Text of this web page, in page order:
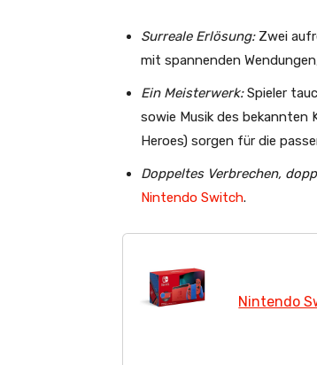
Surreale Erlösung:Zwei
mit spannenden
Ein Meisterwerk:Spieler
sowie Musik des bekannten
Heroes) sorgen für die
Doppeltes Verbrechen,
Nintendo Switch.
Nintendo